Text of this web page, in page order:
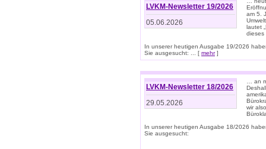
LVKM-Newsletter 19/2026
05.06.2026
am 5.
lautet
dieses
In unserer heutigen Ausgabe 19/2026
Sie ausgesucht: ... [ mehr]
LVKM-Newsletter 18/2026
29.05.2026
… an
wir
In unserer heutigen Ausgabe 18/2026
Sie ausgesucht: